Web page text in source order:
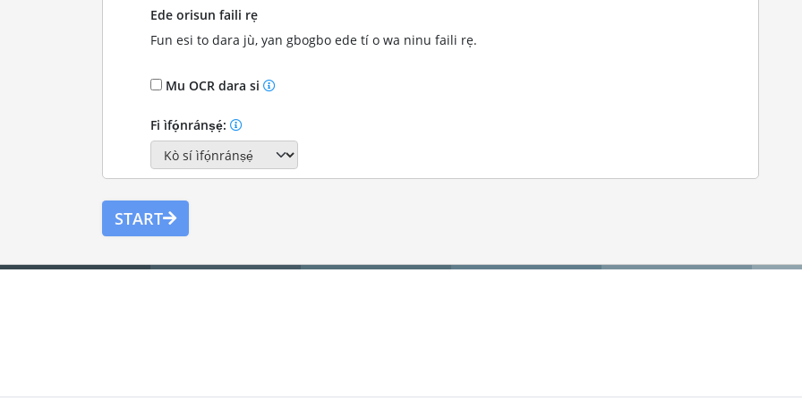
Ede orisun faili rẹ
Fun esi to dara jù, yan gbogbo ede tí o wa ninu faili rẹ.
Mu OCR dara si
Fi ìfọ́nránṣẹ́:
START